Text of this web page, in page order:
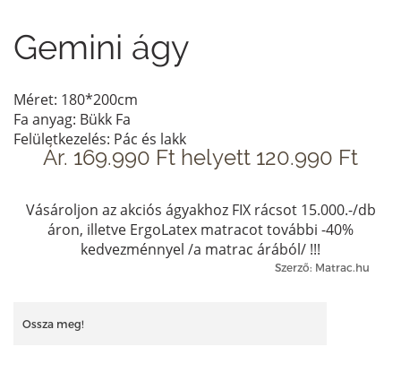
Gemini ágy
Méret: 180*200cm
Fa anyag: Bükk Fa
Felületkezelés: Pác és lakk
Ár. 169.990 Ft helyett 120.990 Ft
Vásároljon az akciós ágyakhoz FIX rácsot 15.000.-/db
áron, illetve ErgoLatex matracot további -40%
kedvezménnyel /a matrac árából/ !!!
Szerző: Matrac.hu
Ossza meg!